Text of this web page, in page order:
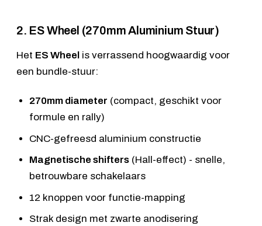
2. ES Wheel (270mm Aluminium Stuur)
Het ES Wheel is verrassend hoogwaardig voor
een bundle-stuur:
270mm diameter (compact, geschikt voor
formule en rally)
CNC-gefreesd aluminium constructie
Magnetische shifters (Hall-effect) - snelle,
betrouwbare schakelaars
12 knoppen voor functie-mapping
Strak design met zwarte anodisering